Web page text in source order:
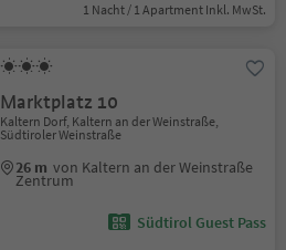
1 Nacht / 1 Apartment Inkl. MwSt.
Marktplatz 10
Kaltern Dorf, Kaltern an der Weinstraße,
Südtiroler Weinstraße
26 m von Kaltern an der Weinstraße
Zentrum
Südtirol Guest Pass